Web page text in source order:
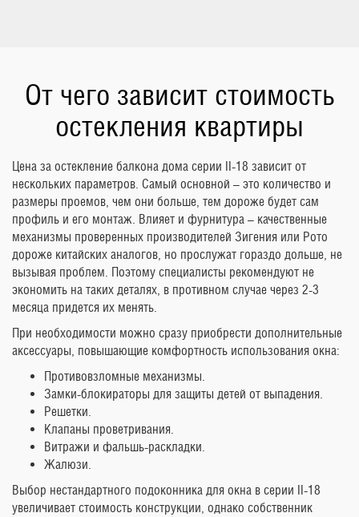
От чего зависит стоимость
остекления квартиры
Цена за остекление балкона дома серии II-18 зависит от
нескольких параметров. Самый основной – это количество и
размеры проемов, чем они больше, тем дороже будет сам
профиль и его монтаж. Влияет и фурнитура – качественные
механизмы проверенных производителей Зигения или Рото
дороже китайских аналогов, но прослужат гораздо дольше, не
вызывая проблем. Поэтому специалисты рекомендуют не
экономить на таких деталях, в противном случае через 2-3
месяца придется их менять.
При необходимости можно сразу приобрести дополнительные
аксессуары, повышающие комфортность использования окна:
Противовзломные механизмы.
Замки-блокираторы для защиты детей от выпадения.
Решетки.
Клапаны проветривания.
Витражи и фальшь-раскладки.
Жалюзи.
Выбор нестандартного подоконника для окна в серии II-18
увеличивает стоимость конструкции, однако собственник